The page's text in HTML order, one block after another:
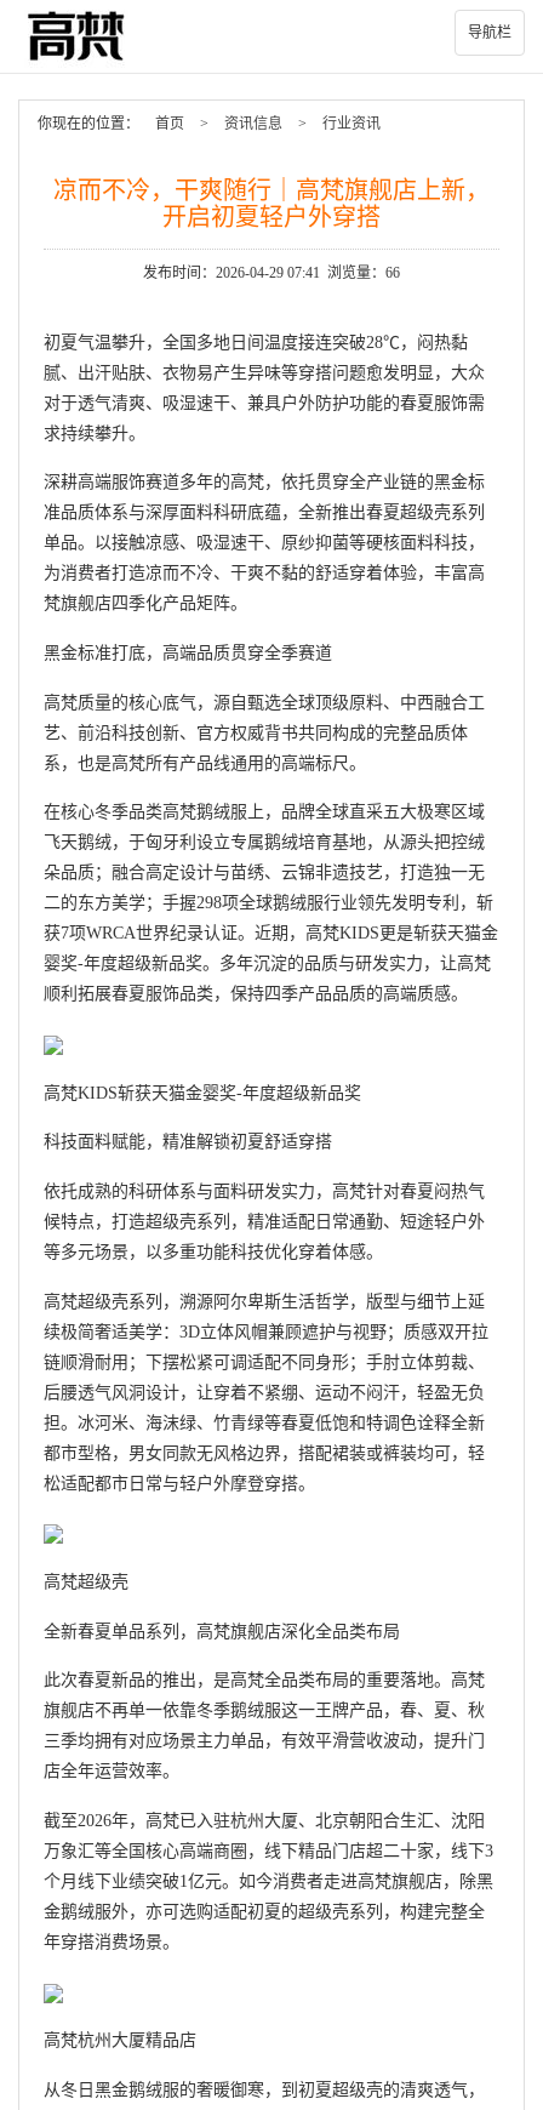
导航栏
你现在的位置： 首页 > 资讯信息 > 行业资讯
凉而不冷，干爽随行｜高梵旗舰店上新，
开启初夏轻户外穿搭
发布时间：2026-04-29 07:41 浏览量：66
初夏气温攀升，全国多地日间温度接连突破28℃，闷热黏
腻、出汗贴肤、衣物易产生异味等穿搭问题愈发明显，大众
对于透气清爽、吸湿速干、兼具户外防护功能的春夏服饰需
求持续攀升。
深耕高端服饰赛道多年的高梵，依托贯穿全产业链的黑金标
准品质体系与深厚面料科研底蕴，全新推出春夏超级壳系列
单品。以接触凉感、吸湿速干、原纱抑菌等硬核面料科技，
为消费者打造凉而不冷、干爽不黏的舒适穿着体验，丰富高
梵旗舰店四季化产品矩阵。
黑金标准打底，高端品质贯穿全季赛道
高梵质量的核心底气，源自甄选全球顶级原料、中西融合工
艺、前沿科技创新、官方权威背书共同构成的完整品质体
系，也是高梵所有产品线通用的高端标尺。
在核心冬季品类高梵鹅绒服上，品牌全球直采五大极寒区域
飞天鹅绒，于匈牙利设立专属鹅绒培育基地，从源头把控绒
朵品质；融合高定设计与苗绣、云锦非遗技艺，打造独一无
二的东方美学；手握298项全球鹅绒服行业领先发明专利，斩
获7项WRCA世界纪录认证。近期，高梵KIDS更是斩获天猫金
婴奖-年度超级新品奖。多年沉淀的品质与研发实力，让高梵
顺利拓展春夏服饰品类，保持四季产品品质的高端质感。
高梵KIDS斩获天猫金婴奖-年度超级新品奖
科技面料赋能，精准解锁初夏舒适穿搭
依托成熟的科研体系与面料研发实力，高梵针对春夏闷热气
候特点，打造超级壳系列，精准适配日常通勤、短途轻户外
等多元场景，以多重功能科技优化穿着体感。
高梵超级壳系列，溯源阿尔卑斯生活哲学，版型与细节上延
续极简奢适美学：3D立体风帽兼顾遮护与视野；质感双开拉
链顺滑耐用；下摆松紧可调适配不同身形；手肘立体剪裁、
后腰透气风洞设计，让穿着不紧绷、运动不闷汗，轻盈无负
担。冰河米、海沫绿、竹青绿等春夏低饱和特调色诠释全新
都市型格，男女同款无风格边界，搭配裙装或裤装均可，轻
松适配都市日常与轻户外摩登穿搭。
高梵超级壳
全新春夏单品系列，高梵旗舰店深化全品类布局
此次春夏新品的推出，是高梵全品类布局的重要落地。高梵
旗舰店不再单一依靠冬季鹅绒服这一王牌产品，春、夏、秋
三季均拥有对应场景主力单品，有效平滑营收波动，提升门
店全年运营效率。
截至2026年，高梵已入驻杭州大厦、北京朝阳合生汇、沈阳
万象汇等全国核心高端商圈，线下精品门店超二十家，线下3
个月线下业绩突破1亿元。如今消费者走进高梵旗舰店，除黑
金鹅绒服外，亦可选购适配初夏的超级壳系列，构建完整全
年穿搭消费场景。
高梵杭州大厦精品店
从冬日黑金鹅绒服的奢暖御寒，到初夏超级壳的清爽透气，